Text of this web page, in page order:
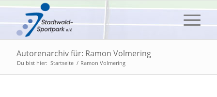
Autorenarchiv für: Ramon Volmering
Du bist hier: Startseite / Ramon Volmering